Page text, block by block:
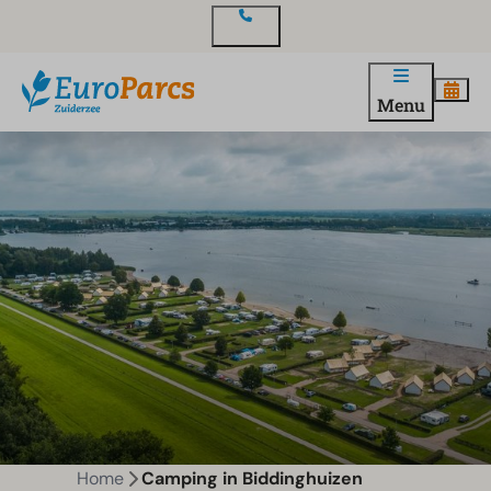
Menu
Home Camping in Biddinghuizen